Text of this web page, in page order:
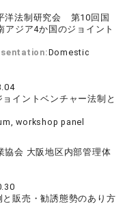
洋法制研究会 第10回国
ジア4か国のジョイント
Domestic
イントベンチャー法制と
workshop panel
協会 大阪地区内部管理体
販売・勧誘態勢のあり方